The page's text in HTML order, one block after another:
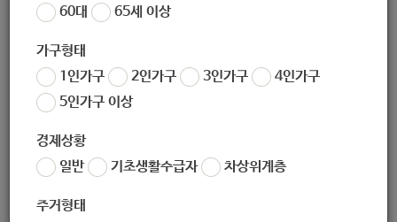
60대
65세 이상
가구형태
1인가구
2인가구 3인가구
4인가구
5인가구 이상
경제상황
일반
기초생활수급자 차상위계층
주거형태
지원대상
1.지원대상
(2) 연령무관
2.선정기준